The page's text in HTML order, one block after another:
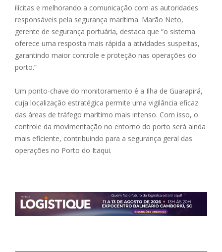
ilícitas e melhorando a comunicação com as autoridades
responsáveis pela segurança marítima. Marão Neto,
gerente de segurança portuária, destaca que “o sistema
oferece uma resposta mais rápida a atividades suspeitas,
garantindo maior controle e proteção nas operações do
porto.”
Um ponto-chave do monitoramento é a Ilha de Guarapirá,
cuja localização estratégica permite uma vigilância eficaz
das áreas de tráfego marítimo mais intenso. Com isso, o
controle da movimentação no entorno do porto será ainda
mais eficiente, contribuindo para a segurança geral das
operações no Porto do Itaqui.